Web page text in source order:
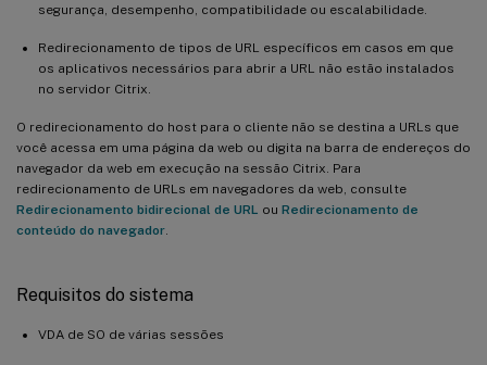
segurança, desempenho, compatibilidade ou escalabilidade.
Redirecionamento de tipos de URL específicos em casos em que
os aplicativos necessários para abrir a URL não estão instalados
no servidor Citrix.
O redirecionamento do host para o cliente não se destina a URLs que
você acessa em uma página da web ou digita na barra de endereços do
navegador da web em execução na sessão Citrix. Para
redirecionamento de URLs em navegadores da web, consulte
Redirecionamento bidirecional de URL ou Redirecionamento de
conteúdo do navegador
Requisitos do sistema
VDA de SO de várias sessões